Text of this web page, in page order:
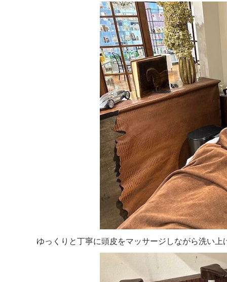
ゆっくりと丁寧に頭皮をマッサージしながら洗い上